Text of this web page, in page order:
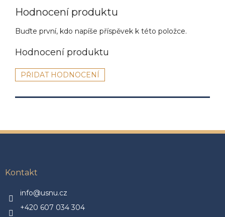
Hodnocení produktu
Buďte první, kdo napíše příspěvek k této položce.
PŘIDAT HODNOCENÍ
Kontakt
info@usnu.cz
+420 607 034 304